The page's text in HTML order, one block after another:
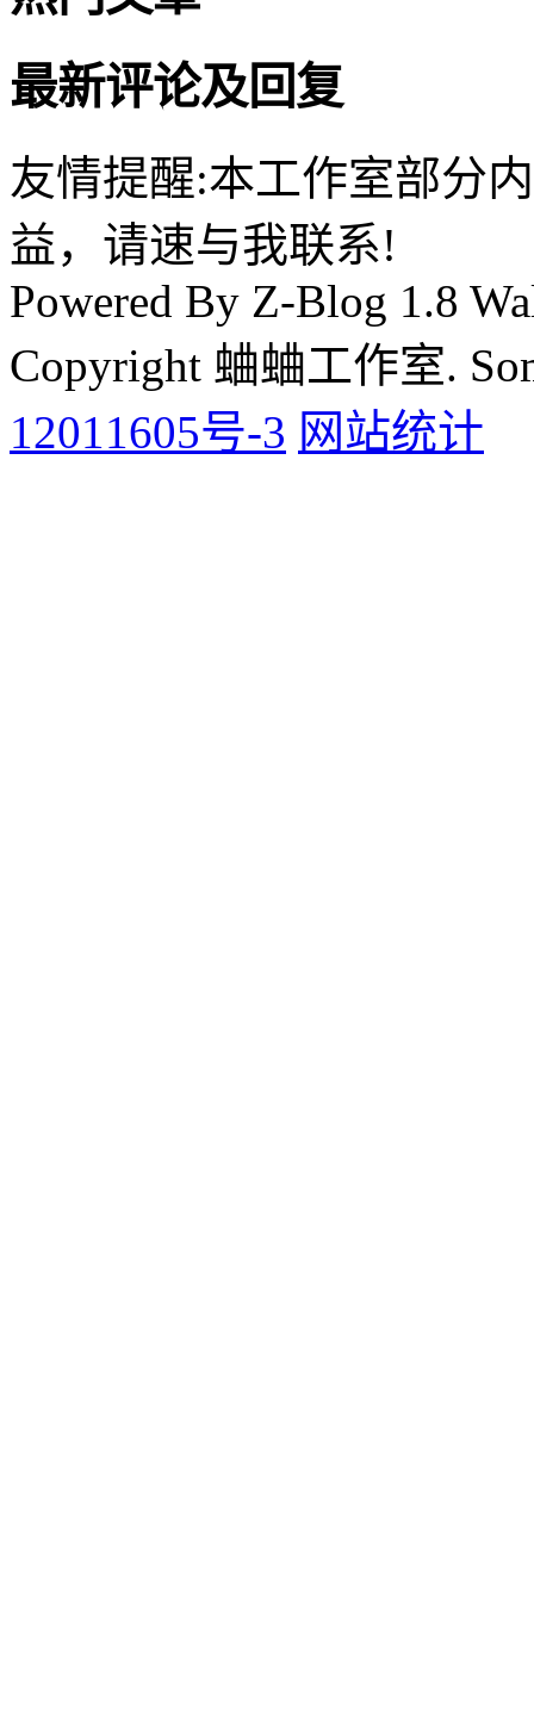
最新评论及回复
友情提醒:本工作室部分
益，请速与我联系!
Powered By Z-Blog 1.8
Copyright 蛐蛐工作室.
12011605号-3 网站统计